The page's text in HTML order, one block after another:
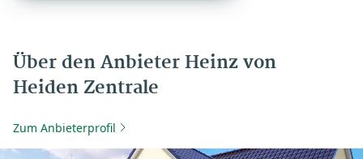
Über den Anbieter Heinz von
Heiden Zentrale
Zum Anbieterprofil